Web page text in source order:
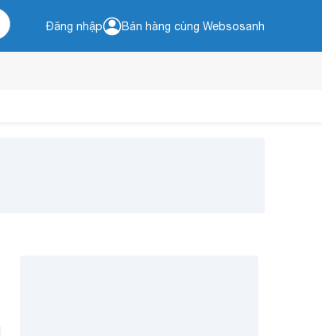
Đăng nhập Bán hàng cùng Websosanh